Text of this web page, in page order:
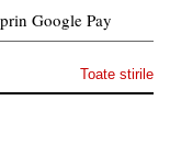
Google Pay
Toate stirile